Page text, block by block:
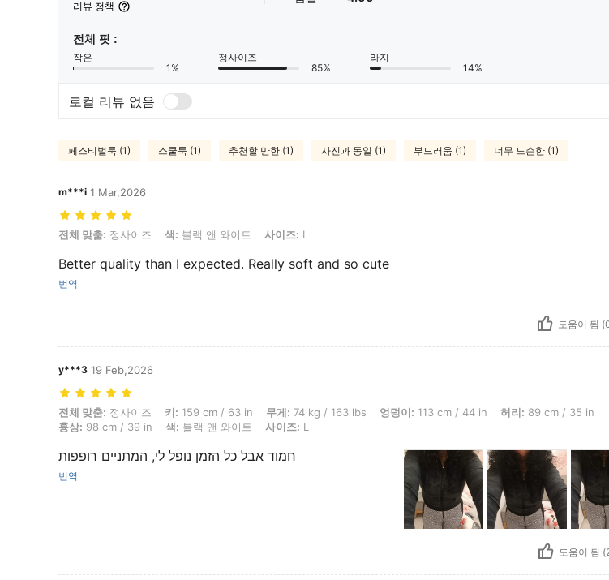
리뷰 정책
전체 핏 :
작은
1%
정사이즈
85%
라지
14%
로컬 리뷰 없음
페스티벌룩 (1) 스쿨룩 (1) 추천할 만한 (1) 사진과 동일 (1) 부드러움 (1) 너무 느슨한 (1)
m***i 1 Mar,2026
전체 맞춤: 정사이즈, 색: 블랙 앤 와이트, 사이즈: L
전체 맞춤: 정사이즈 색: 블랙 앤 와이트 사이즈: L
Better quality than I expected. Really soft and so cute
번역
도움이 됨
y***3 19 Feb,2026
전체 맞춤: 정사이즈, 키: 159 cm / 63 in, 무게: 74 kg / 163 lbs, 엉덩이: 113 cm / 44 in, 허리: 89 cm / 35 in, 흉상: 98 cm / 39 in,
전체 맞춤: 정사이즈 키: 159 cm / 63 in 무게: 74 kg / 163 lbs 엉덩이: 113 cm / 44 in 허리: 89 cm / 35 in
흉상: 98 cm / 39 in 색: 블랙 앤 와이트 사이즈: L
חמוד אבל כל הזמן נופל לי, המתניים רופפות
번역
도움이 됨